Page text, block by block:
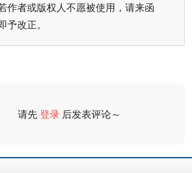
作者或版权人不愿被使用，请来函
予改正。
请先登录 后发表评论～